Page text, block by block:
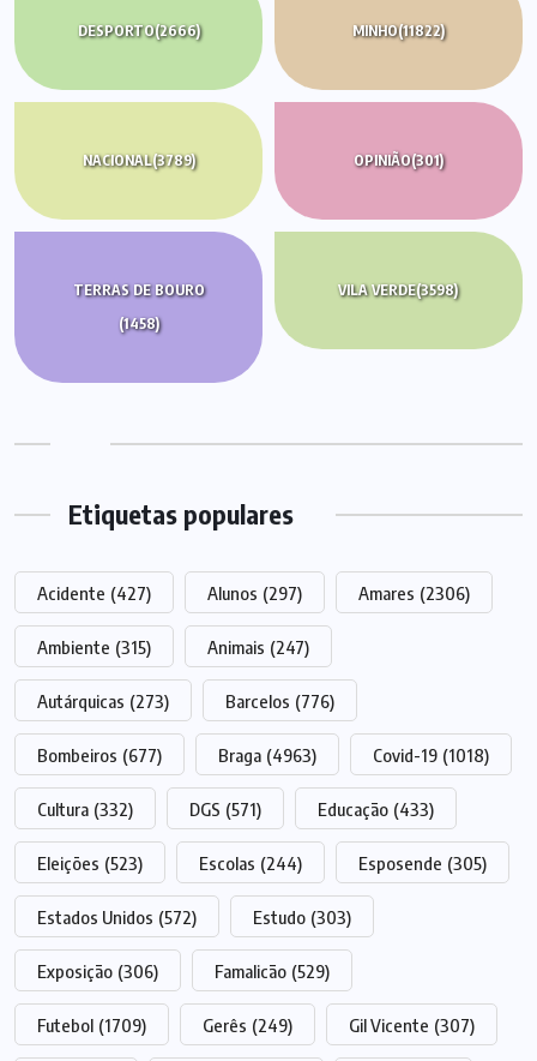
DESPORTO(2666) MINHO(11822)
NACIONAL(3789) OPINIÃO(301)
TERRAS DE BOURO
(1458)
VILA VERDE(3598)
Etiquetas populares
Acidente (427) Alunos (297) Amares (2306)
Ambiente (315) Animais (247)
Autárquicas (273) Barcelos (776)
Bombeiros (677) Braga (4963) Covid-19 (1018)
Cultura (332) DGS (571) Educação (433)
Eleições (523) Escolas (244) Esposende (305)
Estados Unidos (572) Estudo (303)
Exposição (306) Famalicão (529)
Futebol (1709) Gerês (249) Gil Vicente (307)